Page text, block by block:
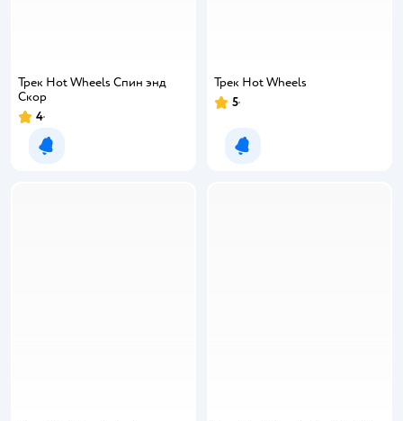
Трек Hot Wheels Спин энд
Скор
4
Уведомить о появлении
Трек Hot Wheels
5
Уведомить о появлении